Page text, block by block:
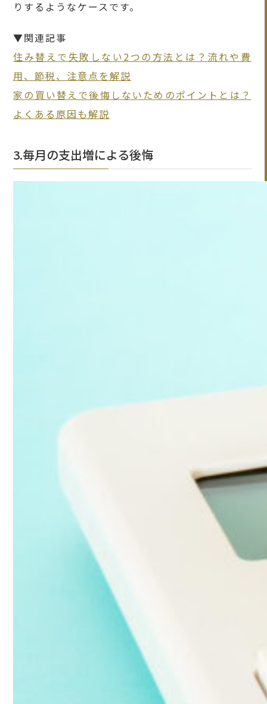
りするようなケースです。
▼関連記事
住み替えで失敗しない2つの方法とは？流れや費
用、節税、注意点を解説
家の買い替えで後悔しないためのポイントとは？
よくある原因も解説
3.毎月の支出増による後悔